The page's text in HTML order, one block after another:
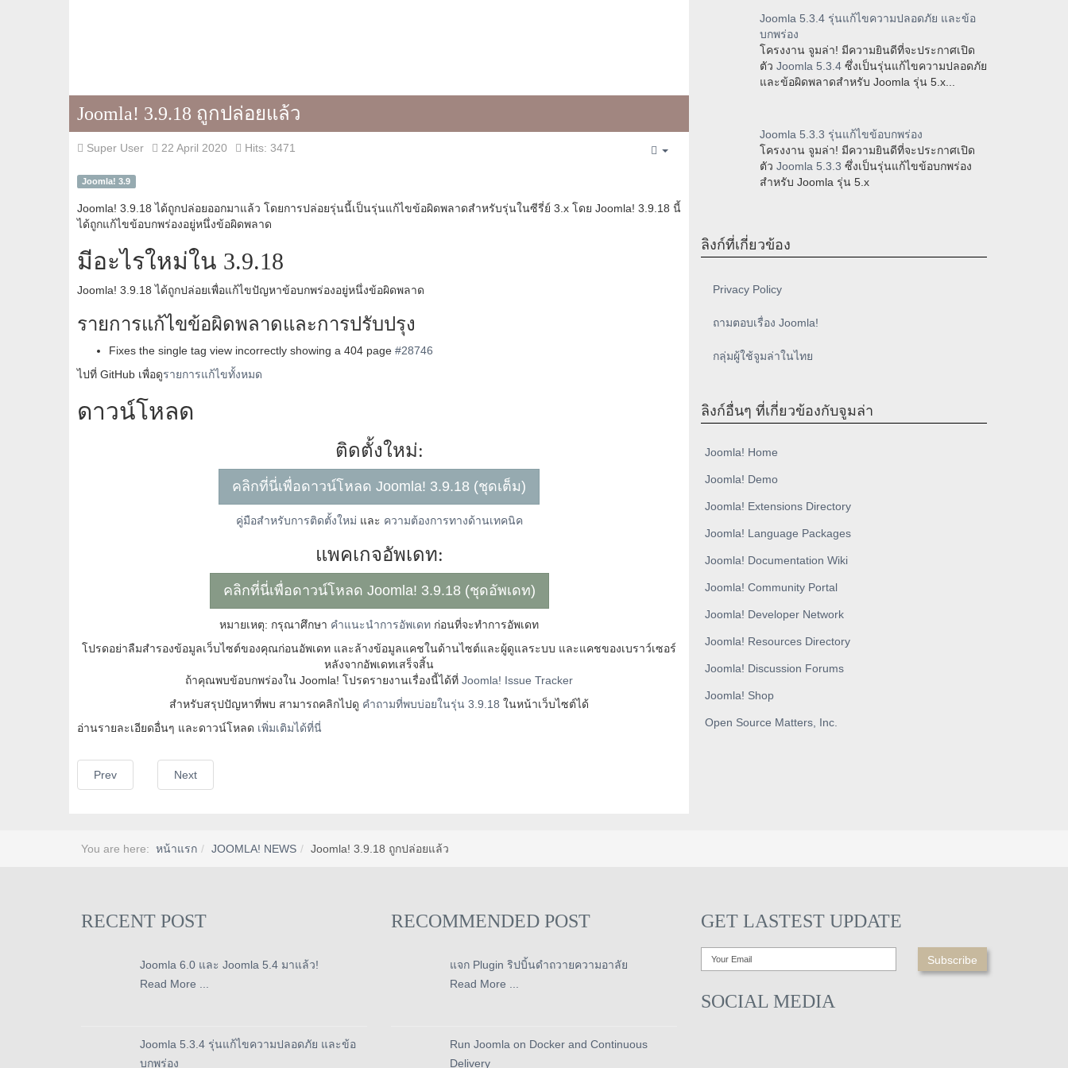
Joomla! 3.9.18 ถูกปล่อยแล้ว
Super User 22 April 2020
Hits: 3471
Joomla! 3.9
Joomla! 3.9.18 ได้ถูกปล่อยออกมาแล้ว โดยการปล่อยรุ่นนี้เป็นรุ่นแก้ไขข้อผิดพลาดสำหรับรุ่นในซีรี่ย์ 3.x โดย Joomla! 3.9.18 นี้
ได้ถูกแก้ไขข้อบกพร่องอยู่หนึ่งข้อผิดพลาด
มีอะไรใหม่ใน 3.9.18
Joomla! 3.9.18 ได้ถูกปล่อยเพื่อแก้ไขปัญหาข้อบกพร่องอยู่หนึ่งข้อผิดพลาด
รายการแก้ไขข้อผิดพลาดและการปรับปรุง
Fixes the single tag view incorrectly showing a 404 page #28746
ไปที่ GitHub เพื่อดูรายการแก้ไขทั้งหมด
ดาวน์โหลด
ติดตั้งใหม่:
คลิกที่นี่เพื่อดาวน์โหลด Joomla! 3.9.18 (ชุดเต็ม)
คู่มือสำหรับการติดตั้งใหม่ และ ความต้องการทางด้านเทคนิค
แพคเกจอัพเดท:
คลิกที่นี่เพื่อดาวน์โหลด Joomla! 3.9.18 (ชุดอัพเดท)
หมายเหตุ: กรุณาศึกษา คำแนะนำการอัพเดท ก่อนที่จะทำการอัพเดท
โปรดอย่าลืมสำรองข้อมูลเว็บไซต์ของคุณก่อนอัพเดท และล้างข้อมูลแคชในด้านไซต์และผู้ดูแลระบบ และแคชของเบราว์เซอร์
หลังจากอัพเดทเสร็จสิ้น
ถ้าคุณพบข้อบกพร่องใน Joomla! โปรดรายงานเรื่องนี้ได้ที่ Joomla! Issue Tracker
สำหรับสรุปปัญหาที่พบ สามารถคลิกไปดู คำถามที่พบบ่อยในรุ่น 3.9.18 ในหน้าเว็บไซต์ได้
อ่านรายละเอียดอื่นๆ และดาวน์โหลด เพิ่มเติมได้ที่นี่
Prev Next
Joomla 5.3.4 รุ่นแก้ไขความปลอดภัย และข้อ
บกพร่อง
โครงงาน จูมล่า! มีความยินดีที่จะประกาศเปิด
ตัว Joomla 5.3.4 ซึ่งเป็นรุ่นแก้ไขความปลอดภัย
และข้อผิดพลาดสำหรับ Joomla รุ่น 5.x...
Joomla 5.3.3 รุ่นแก้ไขข้อบกพร่อง
โครงงาน จูมล่า! มีความยินดีที่จะประกาศเปิด
ตัว Joomla 5.3.3 ซึ่งเป็นรุ่นแก้ไขข้อบกพร่อง
สำหรับ Joomla รุ่น 5.x
ลิงก์ที่เกี่ยวข้อง
Privacy Policy
ถามตอบเรื่อง Joomla!
กลุ่มผู้ใช้จูมล่าในไทย
ลิงก์อื่นๆ ที่เกี่ยวข้องกับจูมล่า
Joomla! Home
Joomla! Demo
Joomla! Extensions Directory
Joomla! Language Packages
Joomla! Documentation Wiki
Joomla! Community Portal
Joomla! Developer Network
Joomla! Resources Directory
Joomla! Discussion Forums
Joomla! Shop
Open Source Matters, Inc.
You are here: หน้าแรก JOOMLA! NEWS Joomla! 3.9.18 ถูกปล่อยแล้ว
RECENT POST
Joomla 6.0 และ Joomla 5.4 มาแล้ว!
Read More ...
Joomla 5.3.4 รุ่นแก้ไขความปลอดภัย และข้อ
บกพร่อง
RECOMMENDED POST
แจก Plugin ริปบิ้นดำถวายความอาลัย
Read More ...
Run Joomla on Docker and Continuous
Delivery
GET LASTEST UPDATE
SOCIAL MEDIA